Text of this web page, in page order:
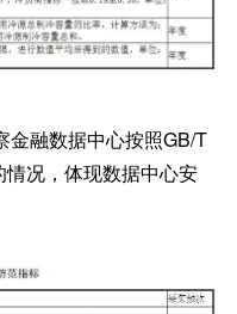
金融数据中心按照GB/T
况，体现数据中心安